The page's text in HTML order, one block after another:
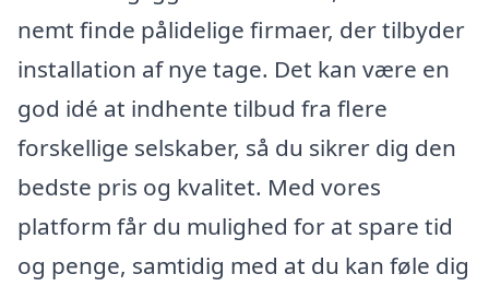
nemt finde pålidelige firmaer, der tilbyder
installation af nye tage. Det kan være en
god idé at indhente tilbud fra flere
forskellige selskaber, så du sikrer dig den
bedste pris og kvalitet. Med vores
platform får du mulighed for at spare tid
og penge, samtidig med at du kan føle dig